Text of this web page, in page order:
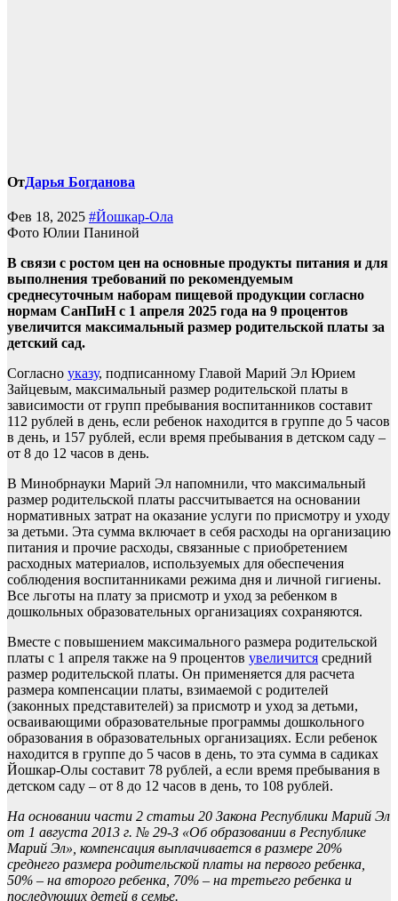
ОтДарья Богданова
Фев 18, 2025 #Йошкар-Ола
Фото Юлии Паниной
В связи с ростом цен на основные продукты питания и для
выполнения требований по рекомендуемым
среднесуточным наборам пищевой продукции согласно
нормам СанПиН с 1 апреля 2025 года на 9 процентов
увеличится максимальный размер родительской платы за
детский сад.
Согласно указу, подписанному Главой Марий Эл Юрием
Зайцевым, максимальный размер родительской платы в
зависимости от групп пребывания воспитанников составит
112 рублей в день, если ребенок находится в группе до 5 часов
в день, и 157 рублей, если время пребывания в детском саду –
от 8 до 12 часов в день.
В Минобрнауки Марий Эл напомнили, что максимальный
размер родительской платы рассчитывается на основании
нормативных затрат на оказание услуги по присмотру и уходу
за детьми. Эта сумма включает в себя расходы на организацию
питания и прочие расходы, связанные с приобретением
расходных материалов, используемых для обеспечения
соблюдения воспитанниками режима дня и личной гигиены.
Все льготы на плату за присмотр и уход за ребенком в
дошкольных образовательных организациях сохраняются.
Вместе с повышением максимального размера родительской
платы с 1 апреля также на 9 процентов увеличится средний
размер родительской платы. Он применяется для расчета
размера компенсации платы, взимаемой с родителей
(законных представителей) за присмотр и уход за детьми,
осваивающими образовательные программы дошкольного
образования в образовательных организациях. Если ребенок
находится в группе до 5 часов в день, то эта сумма в садиках
Йошкар-Олы составит 78 рублей, а если время пребывания в
детском саду – от 8 до 12 часов в день, то 108 рублей.
На основании части 2 статьи 20 Закона Республики Марий Эл
от 1 августа 2013 г. № 29-З «Об образовании в Республике
Марий Эл», компенсация выплачивается в размере 20%
среднего размера родительской платы на первого ребенка,
50% – на второго ребенка, 70% – на третьего ребенка и
последующих детей в семье.